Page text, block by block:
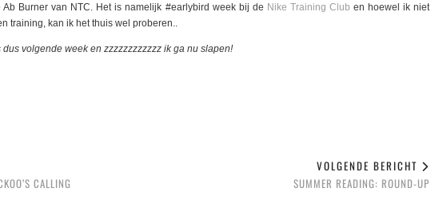
Burner van NTC. Het is namelijk #earlybird week bij de Nike Training Club en hoewel ik niet
training, kan ik het thuis wel proberen..
volgende week en zzzzzzzzzzzz ik ga nu slapen!
CALLING
VOLGENDE BERICHT
SUMMER READING: ROUND-UP